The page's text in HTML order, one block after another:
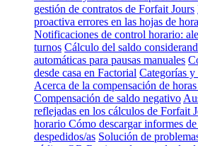
gestión de contratos de Forfait Jours
proactiva errores en las hojas de
Notificaciones de control horario:
turnos Cálculo del saldo
automáticas para pausas manuales
desde casa en Factorial Categorías
Acerca de la compensación de
Compensación de saldo negativo
reflejadas en los cálculos de Forfait
horario Cómo descargar informes
despedidos/as Solución de